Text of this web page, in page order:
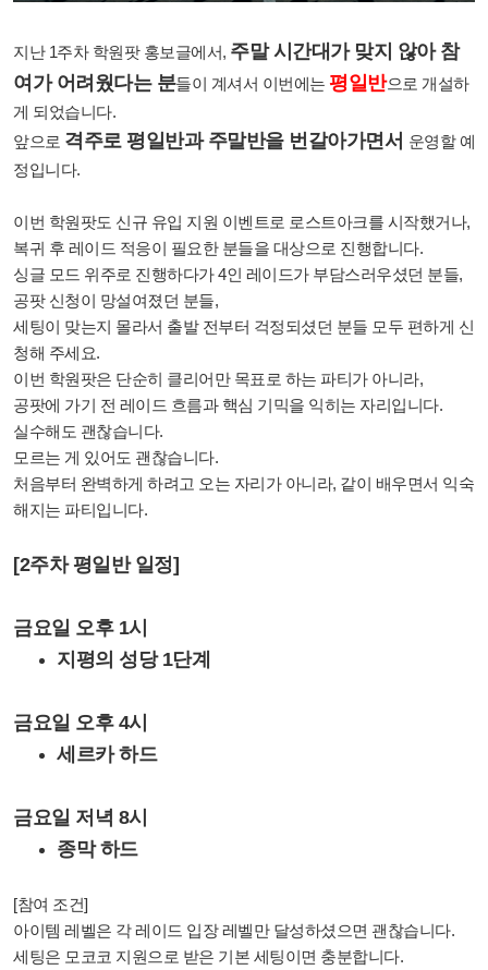
지난 1주차 학원팟 홍보글에서, 주말 시간대가 맞지 않아 참
여가 어려웠다는 분들이 계셔서 이번에는 평일반으로 개설하
게 되었습니다.
앞으로 격주로 평일반과 주말반을 번갈아가면서 운영할 예
정입니다.
이번 학원팟도 신규 유입 지원 이벤트로 로스트아크를 시작했거나,
복귀 후 레이드 적응이 필요한 분들을 대상으로 진행합니다.
싱글 모드 위주로 진행하다가 4인 레이드가 부담스러우셨던 분들,
공팟 신청이 망설여졌던 분들,
세팅이 맞는지 몰라서 출발 전부터 걱정되셨던 분들 모두 편하게 신
청해 주세요.
이번 학원팟은 단순히 클리어만 목표로 하는 파티가 아니라,
공팟에 가기 전 레이드 흐름과 핵심 기믹을 익히는 자리입니다.
실수해도 괜찮습니다.
모르는 게 있어도 괜찮습니다.
처음부터 완벽하게 하려고 오는 자리가 아니라, 같이 배우면서 익숙
해지는 파티입니다.
[2주차 평일반 일정]
금요일 오후 1시
지평의 성당 1단계
금요일 오후 4시
세르카 하드
금요일 저녁 8시
종막 하드
[참여 조건]
아이템 레벨은 각 레이드 입장 레벨만 달성하셨으면 괜찮습니다.
세팅은 모코코 지원으로 받은 기본 세팅이면 충분합니다.